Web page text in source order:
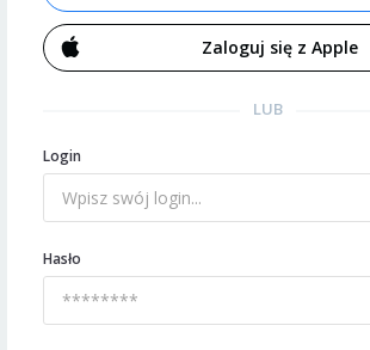
Zaloguj się z Apple
LUB
Login
Hasło